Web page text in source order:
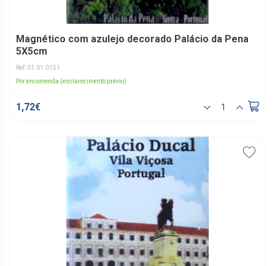
Magnético com azulejo decorado Palácio da Pena
5X5cm
Ref: 01.01.0151
Por encomenda (esclarecimento prévio)
1,72€